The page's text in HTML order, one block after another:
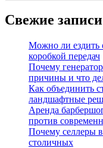
Свежие записи
Можно ли ездить
коробкой передач
Почему
причины и что
Как объединить
ландшафтные
Аренда
против
Почему селлеры
столичных